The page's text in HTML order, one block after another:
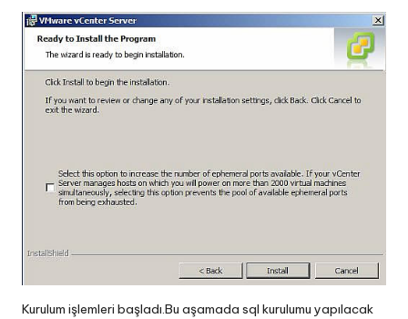
Kurulum işlemleri başladı.Bu aşamada sql kurulumu yapılacak